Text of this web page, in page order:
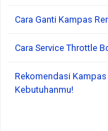
Cara Ganti Kampas
Cara Service Throttle
Rekomendasi Kampas
Kebutuhanmu!